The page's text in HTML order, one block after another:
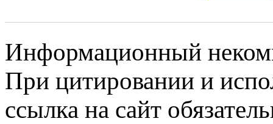
Информационный
При цитировании и
ссылка на сайт